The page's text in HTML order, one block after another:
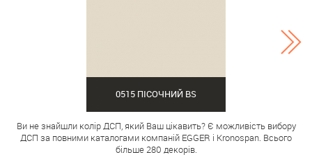
0515 ПІСОЧНИЙ BS
Ви не знайшли колір ДСП, який Ваш цікавить? Є можливість вибору
ДСП за повними каталогами компаній EGGER і Kronospan. Всього
більше 280 декорів.